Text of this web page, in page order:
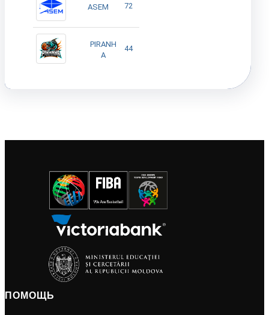
ASEM 72
PIRANH
A
44
ПОМОЩЬ